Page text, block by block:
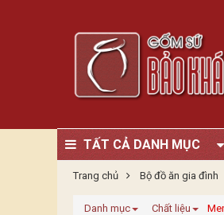
TẤT CẢ DANH MỤC
Trang chủ Bộ đồ ăn gia đình
Danh mục Chất liệu